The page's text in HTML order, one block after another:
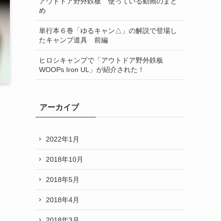
め
単行本６巻「ゆるキャン△」の解説で登場し
たキャンプ道具 前編
ヒロシキャンプで「アウトドア野外鉄板
WOOPs Iron UL」が紹介された！
アーカイブ
2022年1月
2018年10月
2018年5月
2018年4月